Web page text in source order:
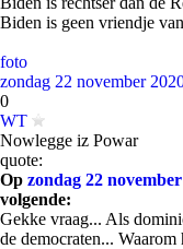
Biden is geen vriendje
foto
zondag 22 november
0
WT
Nowlegge iz Powar
quote:
Op zondag 22
volgende:
Gekke vraag... Als
de democraten...